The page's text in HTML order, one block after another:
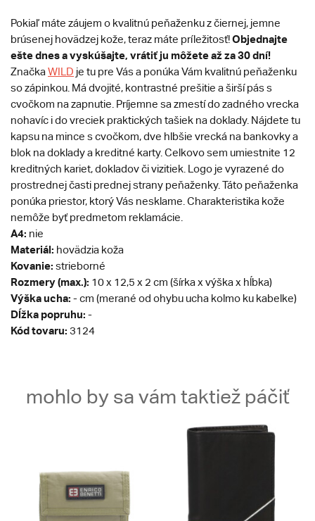
Pokiaľ máte záujem o kvalitnú peňaženku z čiernej, jemne
brúsenej hovädzej kože, teraz máte príležitosť!Objednajte
ešte dnes a vyskúšajte, vrátiť ju môžete až za 30 dní!
Značka WILD je tu pre Vás a ponúka Vám kvalitnú peňaženku
so zápinkou. Má dvojité, kontrastné prešitie a širší pás s
cvočkom na zapnutie. Príjemne sa zmestí do zadného vrecka
nohavíc i do vreciek praktických tašiek na doklady. Nájdete tu
kapsu na mince s cvočkom, dve hlbšie vrecká na bankovky a
blok na doklady a kreditné karty. Celkovo sem umiestnite 12
kreditných kariet, dokladov či vizitiek. Logo je vyrazené do
prostrednej časti prednej strany peňaženky. Táto peňaženka
ponúka priestor, ktorý Vás nesklame. Charakteristika kože
nemôže byť predmetom reklamácie.
A4: nie
Materiál: hovädzia koža
Kovanie: strieborné
Rozmery (max.): 10 x 12,5 x 2 cm (šírka x výška x hĺbka)
Výška ucha: - cm (merané od ohybu ucha kolmo ku kabelke)
Dĺžka popruhu: -
Kód tovaru: 3124
mohlo by sa vám taktiež páčiť